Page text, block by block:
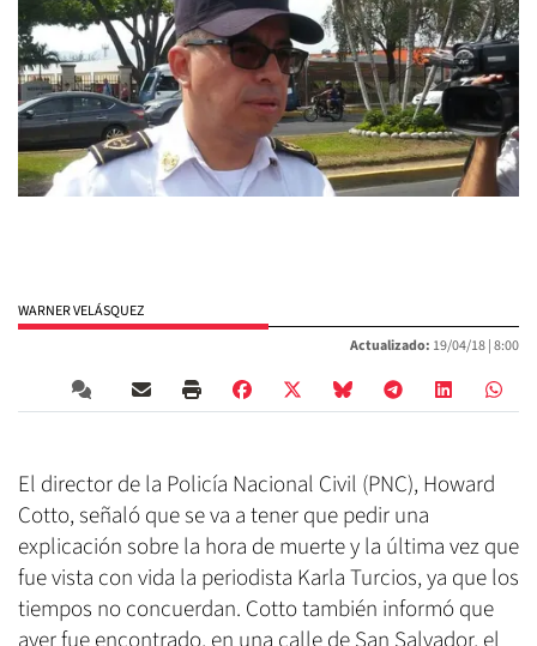
WARNER VELÁSQUEZ
Actualizado: 19/04/18 |8:00
El director de la Policía Nacional Civil (PNC), Howard
Cotto, señaló que se va a tener que pedir una
explicación sobre la hora de muerte y la última vez que
fue vista con vida la periodista Karla Turcios, ya que los
tiempos no concuerdan. Cotto también informó que